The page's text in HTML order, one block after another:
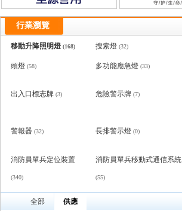
行業瀏覽
移動升降照明燈 (168) 搜索燈 (32)
頭燈 (58) 多功能應急燈 (33)
出入口標志牌 (3) 危險警示牌 (7)
警報器 (32) 長排警示燈 (0)
消防員單兵定位裝置
(340)
消防員單兵移動式通信系統
(55)
全部 供應